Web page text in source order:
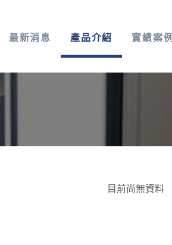
最新消息 產品介紹 實績案例
目前尚無資料